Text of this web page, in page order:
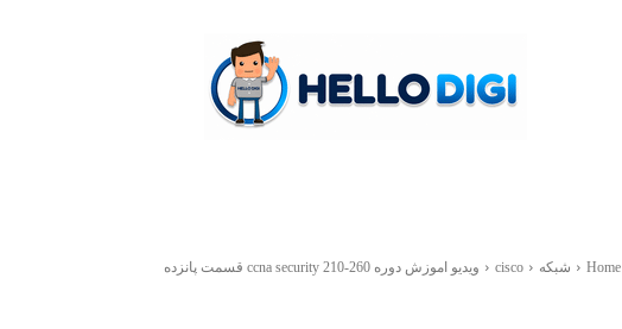
Home شبکه cisco ویدیو اموزش دوره ccna security 210-260 قسمت پانزده